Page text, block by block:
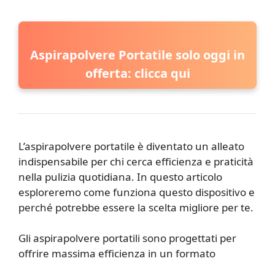
Aspirapolvere Portatile solo oggi in
offerta: clicca qui
L’aspirapolvere portatile è diventato un alleato
indispensabile per chi cerca efficienza e praticità
nella pulizia quotidiana. In questo articolo
esploreremo come funziona questo dispositivo e
perché potrebbe essere la scelta migliore per te.
Gli aspirapolvere portatili sono progettati per
offrire massima efficienza in un formato